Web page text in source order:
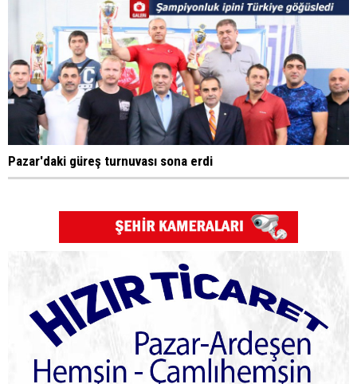
Pazar'daki güreş turnuvası sona erdi